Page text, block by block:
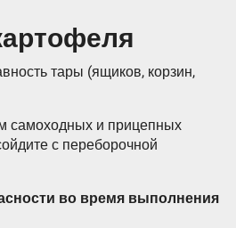
тары (ящиков, корзин,
самоходных и прицепных
с переборочной
во время выполнения